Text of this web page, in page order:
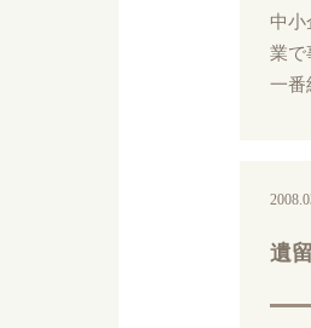
中小
業で
一番
遺